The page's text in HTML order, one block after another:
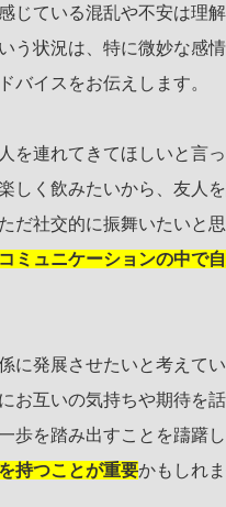
じている混乱や不安は理
う状況は、特に微妙な感
バイスをお伝えします。
を連れてきてほしいと言
しく飲みたいから、友人
だ社交的に振舞いたいと
ミュニケーションの中で
に発展させたいと考えて
お互いの気持ちや期待を
歩を踏み出すことを躊躇
持つことが重要かもしれま